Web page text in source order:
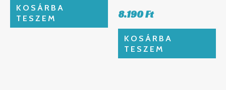
KOSÁRBA
TESZEM
8.190Ft
KOSÁRBA
TESZEM